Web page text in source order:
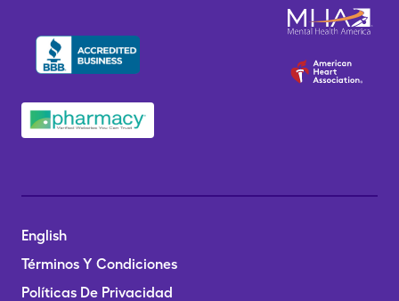
English
Términos Y Condiciones
Políticas De Privacidad